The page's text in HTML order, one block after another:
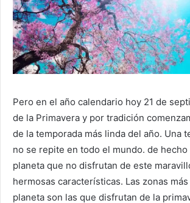
Pero en el año calendario hoy 21 de
de la Primavera y por tradición
de la temporada más linda del año. Una
no se repite en todo el mundo. de
planeta que no disfrutan de este
hermosas características. Las zonas
planeta son las que disfrutan de la